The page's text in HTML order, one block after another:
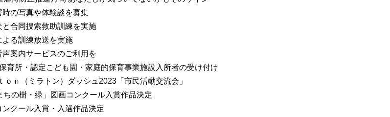
時の写真や体験談を募集
と合同捜索救助訓練を実施
よる訓練放送を実施
声案内サービスのご利用を
育所・認定こども園・家庭的保育事業施設入所者の受け付け
ｏｎ（ミラトン）ダッシュ2023「市民活動交流会」
ちの樹・緑」図画コンクール入賞作品決定
ンクール入賞・入選作品決定